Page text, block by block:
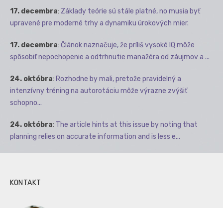
17. decembra: Základy teórie sú stále platné, no musia byť
upravené pre moderné trhy a dynamiku úrokových mier.
17. decembra: Článok naznačuje, že príliš vysoké IQ môže
spôsobiť nepochopenie a odtrhnutie manažéra od záujmov a ...
24. októbra: Rozhodne by mali, pretože pravidelný a
intenzívny tréning na autorotáciu môže výrazne zvýšiť
schopno...
24. októbra: The article hints at this issue by noting that
planning relies on accurate information and is less e...
KONTAKT